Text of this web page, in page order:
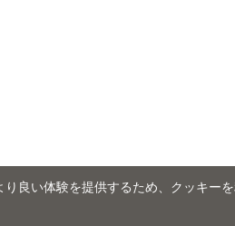
り良い体験を提供するため、クッキー